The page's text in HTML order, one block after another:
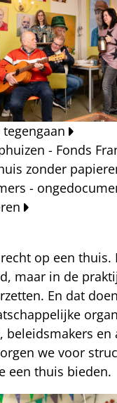
- Fonds
zonder
-
op een thuis.
maar in de
En dat
beleidsmakers en
we voor
een thuis bieden.